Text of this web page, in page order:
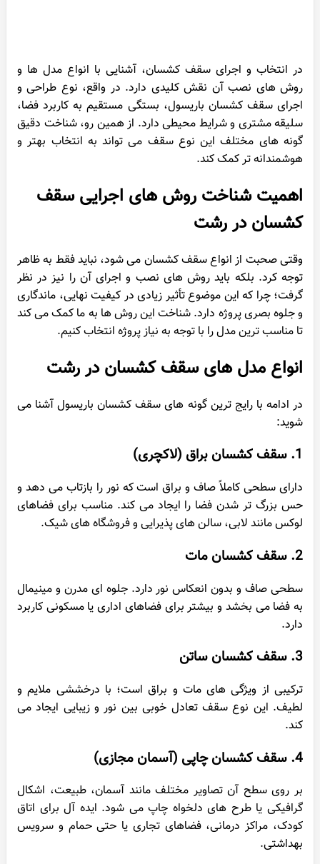
در انتخاب و اجرای سقف کشسان، آشنایی با انواع مدل ها و
روش های نصب آن نقش کلیدی دارد. در واقع، نوع طراحی و
اجرای سقف کشسان باریسول، بستگی مستقیم به کاربرد فضا،
سلیقه مشتری و شرایط محیطی دارد. از همین رو، شناخت دقیق
گونه های مختلف این نوع سقف می تواند به انتخاب بهتر و
هوشمندانه تر کمک کند.
اهمیت شناخت روش های اجرایی سقف
کشسان در رشت
وقتی صحبت از انواع سقف کشسان می شود، نباید فقط به ظاهر
توجه کرد. بلکه باید روش های نصب و اجرای آن را نیز در نظر
گرفت؛ چرا که این موضوع تأثیر زیادی در کیفیت نهایی، ماندگاری
و جلوه بصری پروژه دارد. شناخت این روش ها به ما کمک می کند
تا مناسب ترین مدل را با توجه به نیاز پروژه انتخاب کنیم.
انواع مدل های سقف کشسان در رشت
در ادامه با رایج ترین گونه های سقف کشسان باریسول آشنا می
شوید:
1. سقف کشسان براق (لاکچری)
دارای سطحی کاملاً صاف و براق است که نور را بازتاب می دهد و
حس بزرگ تر شدن فضا را ایجاد می کند. مناسب برای فضاهای
لوکس مانند لابی، سالن های پذیرایی و فروشگاه های شیک.
2. سقف کشسان مات
سطحی صاف و بدون انعکاس نور دارد. جلوه ای مدرن و مینیمال
به فضا می بخشد و بیشتر برای فضاهای اداری یا مسکونی کاربرد
دارد.
3. سقف کشسان ساتن
ترکیبی از ویژگی های مات و براق است؛ با درخششی ملایم و
لطیف. این نوع سقف تعادل خوبی بین نور و زیبایی ایجاد می
کند.
4. سقف کشسان چاپی (آسمان مجازی)
بر روی سطح آن تصاویر مختلف مانند آسمان، طبیعت، اشکال
گرافیکی یا طرح های دلخواه چاپ می شود. ایده آل برای اتاق
کودک، مراکز درمانی، فضاهای تجاری یا حتی حمام و سرویس
بهداشتی.